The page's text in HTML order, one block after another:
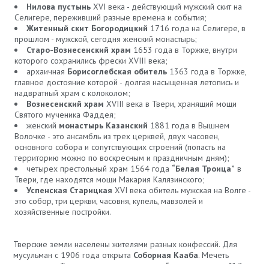
Нилова пустыньXVI века - действующий мужский скит на
Селигере, переживший разные времена и события;
Житенный скит Богородицкий 1716 года на Селигере, в
прошлом - мужской, сегодня женский монастырь;
Старо-Вознесенский храм 1653 года в Торжке, внутри
которого сохранились фрески XVIII века;
архаичная Борисоглебская обитель1363 года в Торжке,
главное достояние которой - долгая насыщенная летопись и
надвратный храм с колоколом;
Вознесенский храм XVIII века в Твери, хранящий мощи
Святого мученика Фаддея;
женский монастырь Казанский 1881 года в Вышнем
Волочке - это ансамбль из трех церквей, двух часовен,
основного собора и сопутствующих строений (попасть на
территорию можно по воскресным и праздничным дням);
четырех престольный храм 1564 года “Белая Троица” в
Твери, где находятся мощи Макария Калязинского;
Успенская Старицкая XVI века обитель мужская на Волге -
это собор, три церкви, часовня, купель, мавзолей и
хозяйственные постройки.
Тверские земли населены жителями разных конфессий. Для
мусульман с 1906 года открыта Соборная Кааба. Мечеть